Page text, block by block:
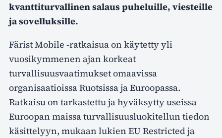
kvanttiturvallinen salaus puheluille, viesteille
ja sovelluksille.
Färist Mobile -ratkaisua on käytetty yli
vuosikymmenen ajan korkeat
turvallisuusvaatimukset omaavissa
organisaatioissa Ruotsissa ja Euroopassa.
Ratkaisu on tarkastettu ja hyväksytty useissa
Euroopan maissa turvallisuusluokitellun tiedon
käsittelyyn, mukaan lukien EU Restricted ja